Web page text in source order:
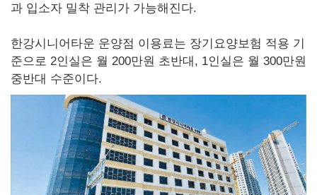
과 입소자 밀착 관리가 가능해진다.
한강시니어타운 운양점 이용료는 장기요양보험 적용 기
준으로 2인실은 월 200만원 초반대, 1인실은 월 300만원
중반대 수준이다.